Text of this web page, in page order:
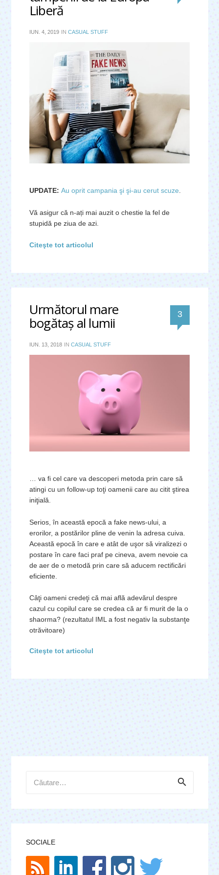
Liberă
IUN. 4, 2019 IN CASUAL STUFF
UPDATE: Au oprit campania şi şi-au cerut scuze.
Vă asigur că n-ați mai auzit o chestie la fel de
stupidă pe ziua de azi.
Citeşte tot articolul
Următorul mare
bogătaş al lumii 3
IUN. 13, 2018 IN CASUAL STUFF
… va fi cel care va descoperi metoda prin care să
atingi cu un follow-up toţi oamenii care au citit ştirea
iniţială.
Serios, în această epocă a fake news-ului, a
erorilor, a postărilor pline de venin la adresa cuiva.
Această epocă în care e atât de uşor să viralizezi o
postare în care faci praf pe cineva, avem nevoie ca
de aer de o metodă prin care să aducem rectificări
eficiente.
Câţi oameni credeţi că mai află adevărul despre
cazul cu copilul care se credea că ar fi murit de la o
shaorma? (rezultatul IML a fost negativ la substanţe
otrăvitoare)
Citeşte tot articolul
după:
SOCIALE